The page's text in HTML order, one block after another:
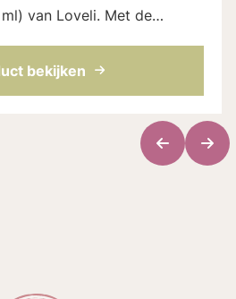
van Loveli. Met de
volledig natuurlijk parfum. De refill zit in ...
bekijken